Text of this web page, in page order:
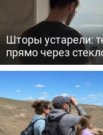
Шторы устарели:
прямо через